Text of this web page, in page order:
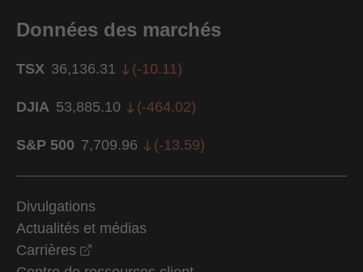
Données des marchés
TSX 36,136.31 (-10.11)
DJIA 53,885.10 (-464.02)
S&P 500 7,709.96 (-13.59)
Divulgations
Actualités et médias
Carrières